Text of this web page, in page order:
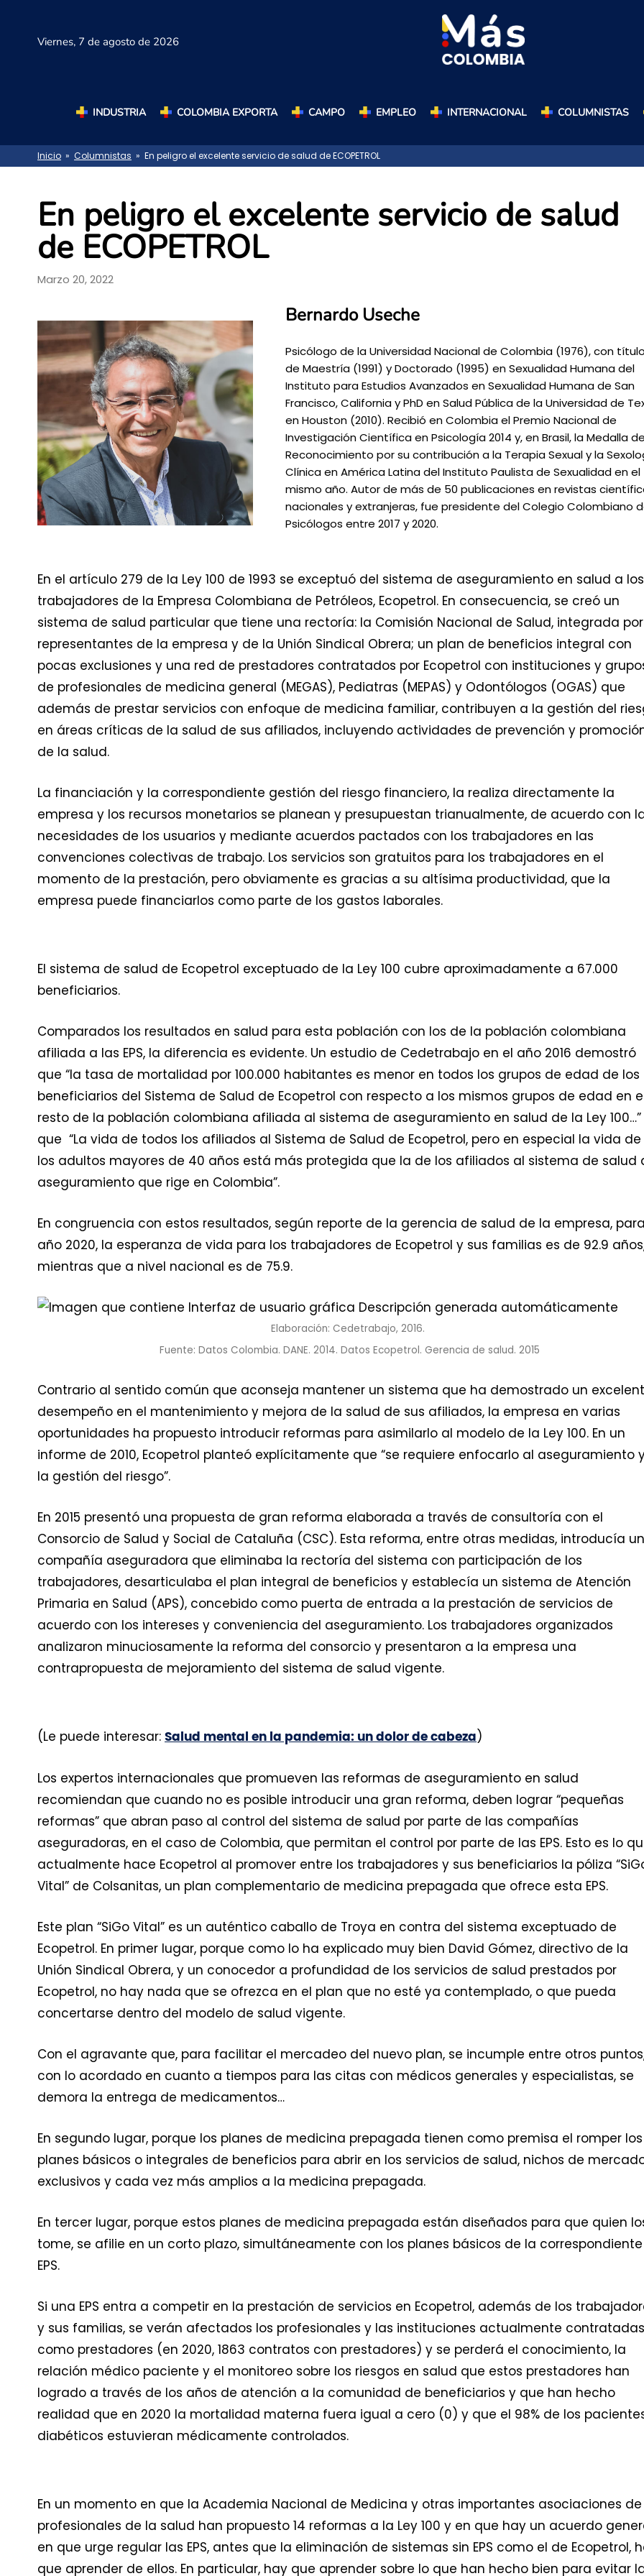
Viernes, 7 de agosto de 2026
INDUSTRIA COLOMBIA EXPORTA CAMPO EMPLEO INTERNACIONAL COLUMNISTAS
Inicio » Columnistas » En peligro el excelente servicio de salud de ECOPETROL
En peligro el excelente servicio de salud
de ECOPETROL
Marzo 20, 2022
Bernardo Useche
Psicólogo de la Universidad Nacional de Colombia (1976), con
de Maestría (1991) y Doctorado (1995) en Sexualidad Humana del
Instituto para Estudios Avanzados en Sexualidad Humana de San
Francisco, California y PhD en Salud Pública de la Universidad de
en Houston (2010). Recibió en Colombia el Premio Nacional de
Investigación Científica en Psicología 2014 y, en Brasil, la Medalla
Reconocimiento por su contribución a la Terapia Sexual y la
Clínica en América Latina del Instituto Paulista de Sexualidad en el
mismo año. Autor de más de 50 publicaciones en revistas
nacionales y extranjeras, fue presidente del Colegio Colombiano
Psicólogos entre 2017 y 2020.
En el artículo 279 de la Ley 100 de 1993 se exceptuó del sistema de aseguramiento en salud a los
trabajadores de la Empresa Colombiana de Petróleos, Ecopetrol. En consecuencia, se creó un
sistema de salud particular que tiene una rectoría: la Comisión Nacional de Salud, integrada por
representantes de la empresa y de la Unión Sindical Obrera; un plan de beneficios integral con
pocas exclusiones y una red de prestadores contratados por Ecopetrol con instituciones y
de profesionales de medicina general (MEGAS), Pediatras (MEPAS) y Odontólogos (OGAS) que
además de prestar servicios con enfoque de medicina familiar, contribuyen a la gestión del
en áreas críticas de la salud de sus afiliados, incluyendo actividades de prevención y
de la salud.
La financiación y la correspondiente gestión del riesgo financiero, la realiza directamente la
empresa y los recursos monetarios se planean y presupuestan trianualmente, de acuerdo con
necesidades de los usuarios y mediante acuerdos pactados con los trabajadores en las
convenciones colectivas de trabajo. Los servicios son gratuitos para los trabajadores en el
momento de la prestación, pero obviamente es gracias a su altísima productividad, que la
empresa puede financiarlos como parte de los gastos laborales.
El sistema de salud de Ecopetrol exceptuado de la Ley 100 cubre aproximadamente a 67.000
beneficiarios.
Comparados los resultados en salud para esta población con los de la población colombiana
afiliada a las EPS, la diferencia es evidente. Un estudio de Cedetrabajo en el año 2016 demostró
que “la tasa de mortalidad por 100.000 habitantes es menor en todos los grupos de edad de los
beneficiarios del Sistema de Salud de Ecopetrol con respecto a los mismos grupos de edad en
resto de la población colombiana afiliada al sistema de aseguramiento en salud de la Ley 100…”
que “La vida de todos los afiliados al Sistema de Salud de Ecopetrol, pero en especial la vida de
los adultos mayores de 40 años está más protegida que la de los afiliados al sistema de salud
aseguramiento que rige en Colombia”.
En congruencia con estos resultados, según reporte de la gerencia de salud de la empresa,
año 2020, la esperanza de vida para los trabajadores de Ecopetrol y sus familias es de 92.9
mientras que a nivel nacional es de 75.9.
Elaboración: Cedetrabajo, 2016.
Fuente: Datos Colombia. DANE. 2014. Datos Ecopetrol. Gerencia de salud. 2015
Contrario al sentido común que aconseja mantener un sistema que ha demostrado un
desempeño en el mantenimiento y mejora de la salud de sus afiliados, la empresa en varias
oportunidades ha propuesto introducir reformas para asimilarlo al modelo de la Ley 100. En un
informe de 2010, Ecopetrol planteó explícitamente que “se requiere enfocarlo al aseguramiento
la gestión del riesgo”.
En 2015 presentó una propuesta de gran reforma elaborada a través de consultoría con el
Consorcio de Salud y Social de Cataluña (CSC). Esta reforma, entre otras medidas, introducía
compañía aseguradora que eliminaba la rectoría del sistema con participación de los
trabajadores, desarticulaba el plan integral de beneficios y establecía un sistema de Atención
Primaria en Salud (APS), concebido como puerta de entrada a la prestación de servicios de
acuerdo con los intereses y conveniencia del aseguramiento. Los trabajadores organizados
analizaron minuciosamente la reforma del consorcio y presentaron a la empresa una
contrapropuesta de mejoramiento del sistema de salud vigente.
(Le puede interesar: Salud mental en la pandemia: un dolor de cabeza)
Los expertos internacionales que promueven las reformas de aseguramiento en salud
recomiendan que cuando no es posible introducir una gran reforma, deben lograr “pequeñas
reformas” que abran paso al control del sistema de salud por parte de las compañías
aseguradoras, en el caso de Colombia, que permitan el control por parte de las EPS. Esto es lo
actualmente hace Ecopetrol al promover entre los trabajadores y sus beneficiarios la póliza
Vital” de Colsanitas, un plan complementario de medicina prepagada que ofrece esta EPS.
Este plan “SiGo Vital” es un auténtico caballo de Troya en contra del sistema exceptuado de
Ecopetrol. En primer lugar, porque como lo ha explicado muy bien David Gómez, directivo de la
Unión Sindical Obrera, y un conocedor a profundidad de los servicios de salud prestados por
Ecopetrol, no hay nada que se ofrezca en el plan que no esté ya contemplado, o que pueda
concertarse dentro del modelo de salud vigente.
Con el agravante que, para facilitar el mercadeo del nuevo plan, se incumple entre otros
con lo acordado en cuanto a tiempos para las citas con médicos generales y especialistas, se
demora la entrega de medicamentos…
En segundo lugar, porque los planes de medicina prepagada tienen como premisa el romper los
planes básicos o integrales de beneficios para abrir en los servicios de salud, nichos de
exclusivos y cada vez más amplios a la medicina prepagada.
En tercer lugar, porque estos planes de medicina prepagada están diseñados para que quien
tome, se afilie en un corto plazo, simultáneamente con los planes básicos de la correspondiente
EPS.
Si una EPS entra a competir en la prestación de servicios en Ecopetrol, además de los
y sus familias, se verán afectados los profesionales y las instituciones actualmente contratadas
como prestadores (en 2020, 1863 contratos con prestadores) y se perderá el conocimiento, la
relación médico paciente y el monitoreo sobre los riesgos en salud que estos prestadores han
logrado a través de los años de atención a la comunidad de beneficiarios y que han hecho
realidad que en 2020 la mortalidad materna fuera igual a cero (0) y que el 98% de los
diabéticos estuvieran médicamente controlados.
En un momento en que la Academia Nacional de Medicina y otras importantes asociaciones de
profesionales de la salud han propuesto 14 reformas a la Ley 100 y en que hay un acuerdo
en que urge regular las EPS, antes que la eliminación de sistemas sin EPS como el de Ecopetrol,
que aprender de ellos. En particular, hay que aprender sobre lo que han hecho bien para evitar